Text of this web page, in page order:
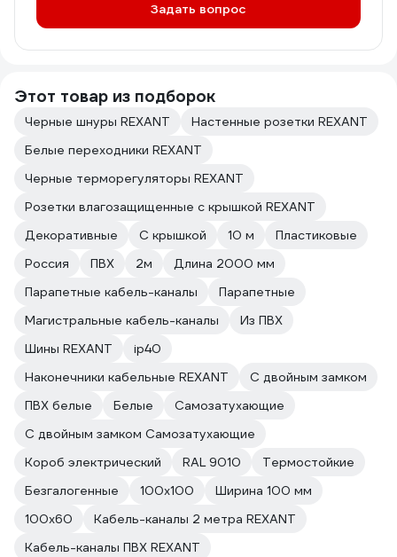
Задать вопрос
Этот товар из подборок
Черные шнуры REXANT
Настенные розетки REXANT
Белые переходники REXANT
Черные терморегуляторы REXANT
Розетки влагозащищенные с крышкой REXANT
Декоративные
С крышкой 10 м
Пластиковые
Россия
ПВХ 2м
Длина 2000 мм
Парапетные кабель-каналы
Парапетные
Магистральные кабель-каналы
Из ПВХ
Шины REXANT
ip40
Наконечники кабельные REXANT
С двойным замком
ПВХ белые
Белые
Самозатухающие
С двойным замком Самозатухающие
Короб электрический
RAL 9010
Термостойкие
Безгалогенные
100х100
Ширина 100 мм
100х60
Кабель-каналы 2 метра REXANT
Кабель-каналы ПВХ REXANT